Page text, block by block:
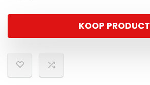
KOOP PRODUCT